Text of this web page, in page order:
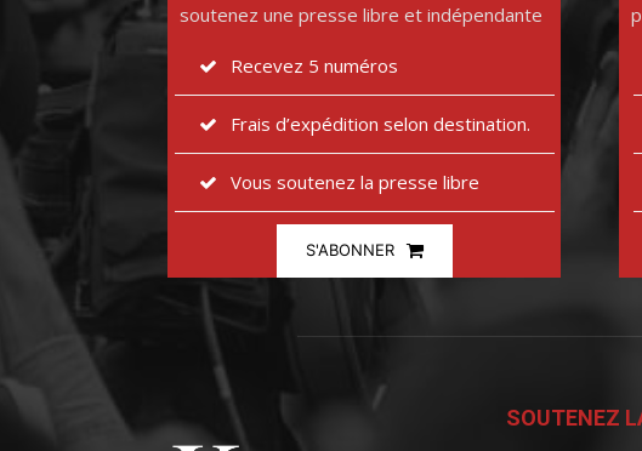
soutenez une presse libre et indépendante
Recevez 5 numéros
Frais d’expédition selon destination.
Vous soutenez la presse libre
S'ABONNER
SOUTENEZ